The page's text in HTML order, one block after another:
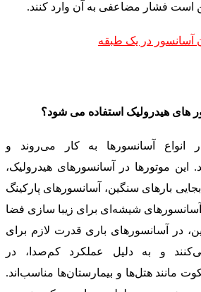
است فشار مضاعفی به آن وارد کنند.
آسانسور در یک طبقه
انواع آسانسورها به کار می‌روند و
این موتورها در آسانسورهای هیدرولیک،
بارهای سنگین، آسانسورهای پارکینگ
شیشه‌ای برای زیبا سازی فضا
در آسانسورهای باری قدرت لازم برای
و به دلیل عملکرد کم‌صدا، در
مانند هتل‌ها و بیمارستان‌ها مناسب‌اند.